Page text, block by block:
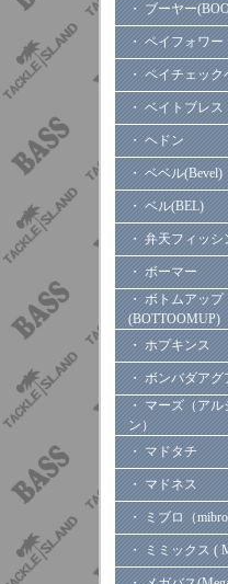
・ ブーヤー
・ ペイフォワー
・ ペイチェック
・ ベイトブレス
・ ヘドン
・ ベベル(Bevel)
・ ベル(BEL)
・ 弁天フィッシ
・ ボーマー
・ ボトムアップ
(BOTTOOMUP)
・ ホプキンス
・ ボンバダアグ
・ マーズ（ア
ン）
・ マドタチ
・ マドネス
・ ミブロ（mibro
・ ミミックス (